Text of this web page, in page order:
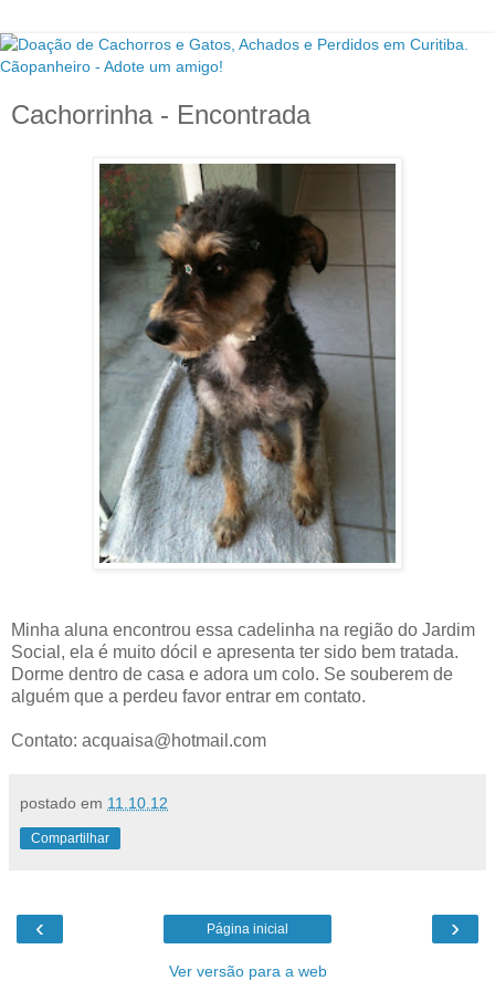
Cachorrinha - Encontrada
Minha aluna encontrou essa cadelinha na região do Jardim
Social, ela é muito dócil e apresenta ter sido bem tratada.
Dorme dentro de casa e adora um colo. Se souberem de
alguém que a perdeu favor entrar em contato.
Contato: acquaisa@hotmail.com
postado em 11.10.12
Compartilhar
‹ ›
Página inicial
Ver versão para a web